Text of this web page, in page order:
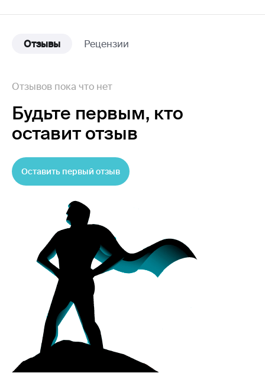
Отзывы Рецензии
Отзывов пока что нет
Будьте первым, кто
оставит отзыв
Оставить первый отзыв